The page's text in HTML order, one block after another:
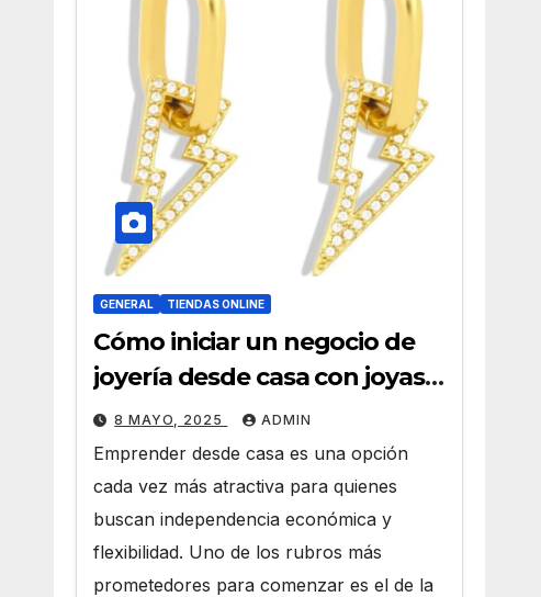
GENERAL TIENDAS ONLINE
Cómo iniciar un negocio de
joyería desde casa con joyas
por mayor
8 MAYO, 2025 ADMIN
Emprender desde casa es una opción
cada vez más atractiva para quienes
buscan independencia económica y
flexibilidad. Uno de los rubros más
prometedores para comenzar es el de la